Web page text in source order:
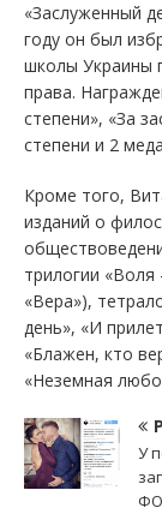
«Заслуженный
году он был
школы Украины
права.
степени», «За
степени и 2
Кроме того,
изданий о
трилогии
«Вера»),
день», «И
«Блажен, кто
«Неземная
У